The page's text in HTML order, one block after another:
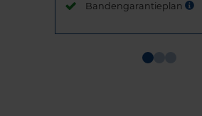
Bandengarantieplan